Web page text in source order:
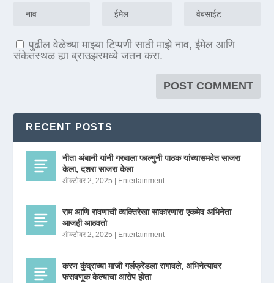
पुढील वेळेच्या माझ्या टिप्पणी साठी माझे नाव, ईमेल आणि
संकेतस्थळ ह्या ब्राउझरमध्ये जतन करा.
RECENT POSTS
नीता अंबानी यांनी गरबाला फाल्गुनी पाठक यांच्यासमवेत साजरा
केला, दशरा साजरा केला
ऑक्टोबर 2, 2025 Entertainment
राम आणि रावणाची व्यक्तिरेखा साकारणारा एकमेव अभिनेता
आजही आठवतो
ऑक्टोबर 2, 2025 Entertainment
करण कुंद्राच्या माजी गर्लफ्रेंडला रागावले, अभिनेत्यावर
फसवणूक केल्याचा आरोप होता